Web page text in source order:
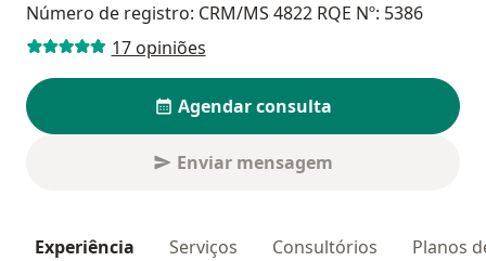
Número de registro: CRM/MS 4822 RQE Nº: 5386
17 opiniões
Agendar consulta
Enviar mensagem
Experiência Serviços Consultórios Planos